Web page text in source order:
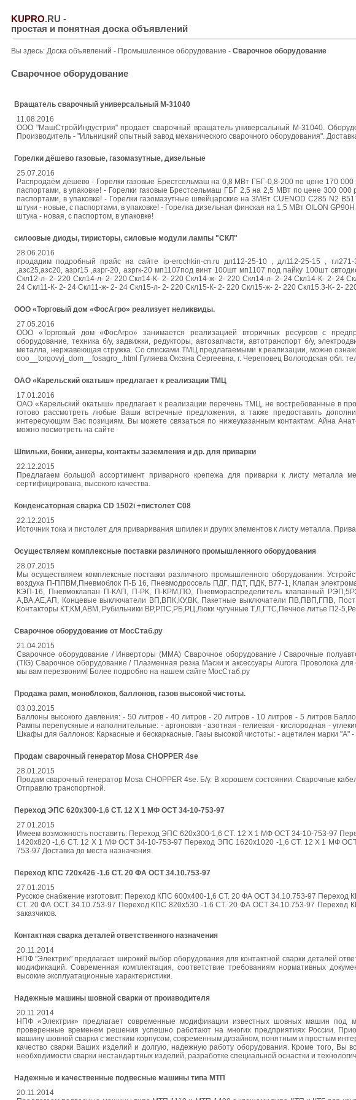
KUPRO.RU -
простая и понятная доска объявлений
Вы здесь: Доска объявлений - Промышленное оборудование - Сварочное оборудование
Сварочное оборудование
Вращатель сварочный универсальный М-31040
11.08.2016
ООО "МашСтройИндустрия" продает сварочный вращатель универсальный М-31040.
Производитель - "Ильницкий опытный завод механического сварочного оборудования".
Горелки дёшево газовые, газомазутные, дизельные
25.07.2016
Распродаём дёшево - Горелки газовые Брестсельмаш на 0,8 МВт ГБГ-0,8-200 по цене 170
паспортами, в упаковке! - Горелки газовые Брестсельмаш ГБГ 2,5 на 2,5 МВт по цене 300
паспортами, в упаковке! - Горелки газомазутные швейцарские на 3МВт CUENOD C285 N2
штуки - новые, с паспортами, в упаковке! - Горелка дизельная финская на 1,5 МВт OILON
штука - новая, с паспортом, в упаковке!
силоовые диоды, тиристоры, силовые модули лампы "СКЛ"
28.06.2016
продадим подробный прайс на сайте ip-erochkin-cn.ru дл112-25-10 , дл112-25-15 ,
,азс25,азс20, азрг15 ,азрг-20, азргк-20 мп1107под винт 100шт мп1107 под пайку 100шт
Скл12-л- 2- 220 Скл14-л- 2- 220 Скл14-К- 2- 220 Скл14-ж- 2- 220 Скл14-л- 2- 24 Скл14-К- 2- 24
24 Скл11-К- 2- 24 Скл11-ж- 2- 24 Скл15-л- 2- 220 Скл15-К- 2- 220 Скл15-ж- 2- 220 Скл15.3-К- 2-
ООО «Торговый дом «ФосАгро» реализует неликвиды.
27.05.2016
ООО «Торговый дом «ФосАгро» занимается реализацией вторичных ресурсов с
оборудование, техника б/у, задвижки, редукторы, автозапчасти, автотранспорт б/у,
металла, нержавеющая стружка. Со списками ТМЦ предлагаемыми к реализации, можно
ooo__torgovyj_dom__fosagro_.html Гуляева Оксана Сергеевна, г. Череповец Вологодская обл.
ОАО «Карельский окатыш» предлагает к реализации ТМЦ
17.01.2016
ОАО «Карельский окатыш» предлагает к реализации перечень ТМЦ, не востребованные в
готово рассмотреть любые Ваши встречные предложения, а также предоставить
интересующим Вас позициям. Вы можете связаться по нижеуказанным контактам: Айна
можно посмотреть на сайте
Шпильки, бонки, анкеры, контакты заземления и др. для приварки
22.12.2015
Предлагаем большой ассортимент приварного крепежа для приварки к листу металла
сертифицирована, высокого качества.
Конденсаторная сварка СD 1502i +пистолет C08
22.12.2015
Источник тока и пистолет для приваривания шпилек и других элементов к листу металла.
Осуществляем комплексные поставки различного промышленного оборудования
28.07.2015
Мы осуществляем комплексные поставки различного промышленного оборудования:
воздуха П-ППВМ,Пневмоблок П-Б 16, Пневмодроссель ПДГ, ПДТ, ПДК, В77-1, Клапан
КЭП-16, Пневмоклапан П-КАП, П-РК, П-КРМ,ПО, Пневмораспределитель клапанный
А,ВА,АЕ,АП, Концевые выключатели ВП,ВПК,КУ,ВК, Пакетные выключатели ПВ,ПВП,ГПВ,
Контакторы КТ,КМ,АВМ, Рубильники ВР,РПС,РБ,РЦ,Люки чугунные Т,Л,ГТС,Печное литье П2-
Сварочное оборудование от МосСтаб.ру
21.04.2015
Сварочное оборудование / Инверторы (MMA) Сварочное оборудование / Сварочные
(TIG) Сварочное оборудование / Плазменная резка Маски и аксессуары Aurora Проволока
мы вам перезвоним! Более подробно на нашем сайте МосСтаб.ру
Продажа рамп, моноблоков, баллонов, газов высокой чистоты.
03.03.2015
Баллоны высокого давления: - 50 литров - 40 литров - 20 литров - 10 литров - 5 литров
Рампы перепускные и наполнительные: - аргоновая - азотная - гелиевая - кислородная -
Шкафы для баллонов: Каркасные и бескаркасные. Газы высокой чистоты: - ацетилен марки "А"
Продам сварочный генератор Mosa CHOPPER 4se
28.01.2015
Продам сварочный генератор Mosa CHOPPER 4se. Б/у. В хорошем состоянии. Сварочные
Отправлю транспортной.
Переход ЭПС 620х300-1,6 СТ. 12 Х 1 МФ ОСТ 34-10-753-97
27.01.2015
Имеем возможность поставить: Переход ЭПС 620х300-1,6 СТ. 12 Х 1 МФ ОСТ 34-10-753-97
1420х820 -1,6 СТ. 12 Х 1 МФ ОСТ 34-10-753-97 Переход ЭПС 1620х1020 -1,6 СТ. 12 Х 1 МФ
753-97 Доставка до места назначения.
Переход КПС 720х426 -1.6 СТ. 20 ФА ОСТ 34.10.753-97
27.01.2015
Русское снабжение изготовит: Переход КПС 600х400-1,6 СТ. 20 ФА ОСТ 34.10.753-97
СТ. 20 ФА ОСТ 34.10.753-97 Переход КПС 820х530 -1.6 СТ. 20 ФА ОСТ 34.10.753-97 Переход
заказчиков.
Контактная сварка деталей ответственного назначения
20.11.2014
НПФ "Электрик" предлагает широкий выбор оборудования для контактной сварки деталей
модификаций. Современная комплектация, соответствие требованиям нормативных
высокие эксплуатационные характеристики.
Надежные машины шовной сварки от производителя
20.11.2014
НПФ «Электрик» предлагает современные модификации известных шовных машин под
проверенные временем решения успешно работают на многих предприятиях России.
машину шовной сварки с жестким корпусом, современным дизайном, понятным и простым
качество сварки Ваших изделий и долгую, надежную работу оборудования. Кроме того, Вы
необходимости сварки нестандартных изделий, разработке специальной оснастки и
Надежные и качественные подвесные машины типа МТП
20.11.2014